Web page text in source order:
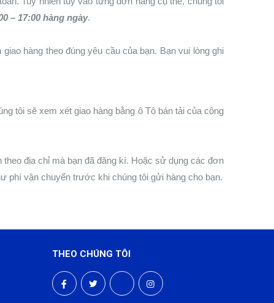
– 17:00 hàng ngày.
hàng theo đúng yêu cầu của bạn. Bạn vui lòng ghi
tôi sẽ xem xét giao hàng bằng ô Tô bán tải của công
địa chỉ mà bạn đã đăng kí. Hoặc sử dụng các đơn
phí vận chuyển trước khi chúng tôi gửi hàng cho bạn.
THEO CHÚNG TÔI